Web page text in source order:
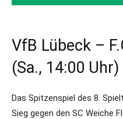
VfB Lübeck –
(Sa., 14:00 Uhr)
Das Spitzenspiel des 8.
Sieg gegen den SC Weiche